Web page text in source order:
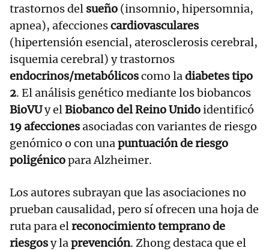
trastornos del sueño (insomnio, hipersomnia,
apnea), afeccionescardiovasculares
(hipertensión esencial, aterosclerosis cerebral,
isquemia cerebral) y trastornos
endocrinos/metabólicoscomo ladiabetes tipo
2. El análisis genético mediante los biobancos
BioVUy elBiobanco del Reino Unidoidentificó
19 afeccionesasociadas con variantes de riesgo
genómico o con unapuntuación de riesgo
poligénicopara Alzheimer.
Los autores subrayan que las asociaciones no
prueban causalidad, pero sí ofrecen una hoja de
ruta para elreconocimiento temprano de
riesgosy laprevención. Zhong destaca que el